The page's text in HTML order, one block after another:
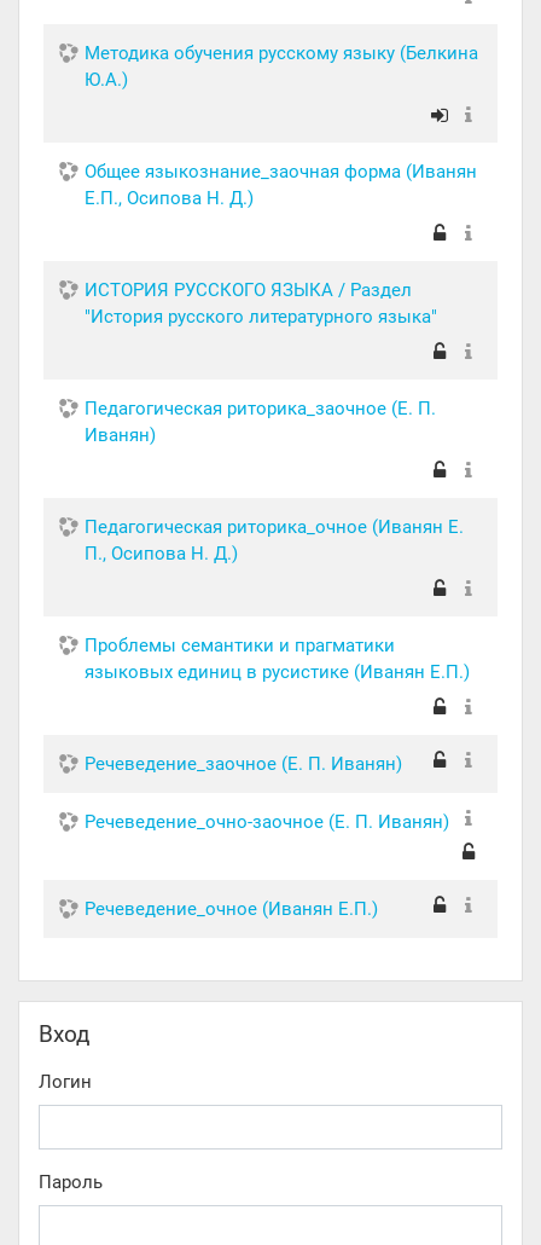
Методика обучения русскому языку (Белкина
Ю.А.)
Общее языкознание_заочная форма (Иванян
Е.П., Осипова Н. Д.)
ИСТОРИЯ РУССКОГО ЯЗЫКА / Раздел
"История русского литературного языка"
Педагогическая риторика_заочное (Е. П.
Иванян)
Педагогическая риторика_очное (Иванян Е.
П., Осипова Н. Д.)
Проблемы семантики и прагматики
языковых единиц в русистике (Иванян Е.П.)
Речеведение_заочное (Е. П. Иванян)
Речеведение_очно-заочное (Е. П. Иванян)
Речеведение_очное (Иванян Е.П.)
Вход
Логин
Пароль